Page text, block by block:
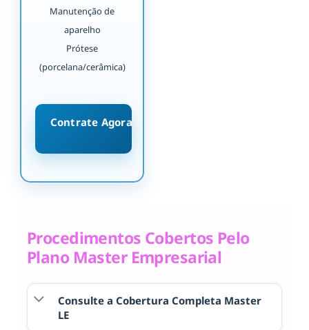
Manutenção de
aparelho
Prótese
(porcelana/cerâmica)
Contrate Agora
Procedimentos Cobertos Pelo
Plano Master Empresarial
Consulte a Cobertura Completa Master
LE